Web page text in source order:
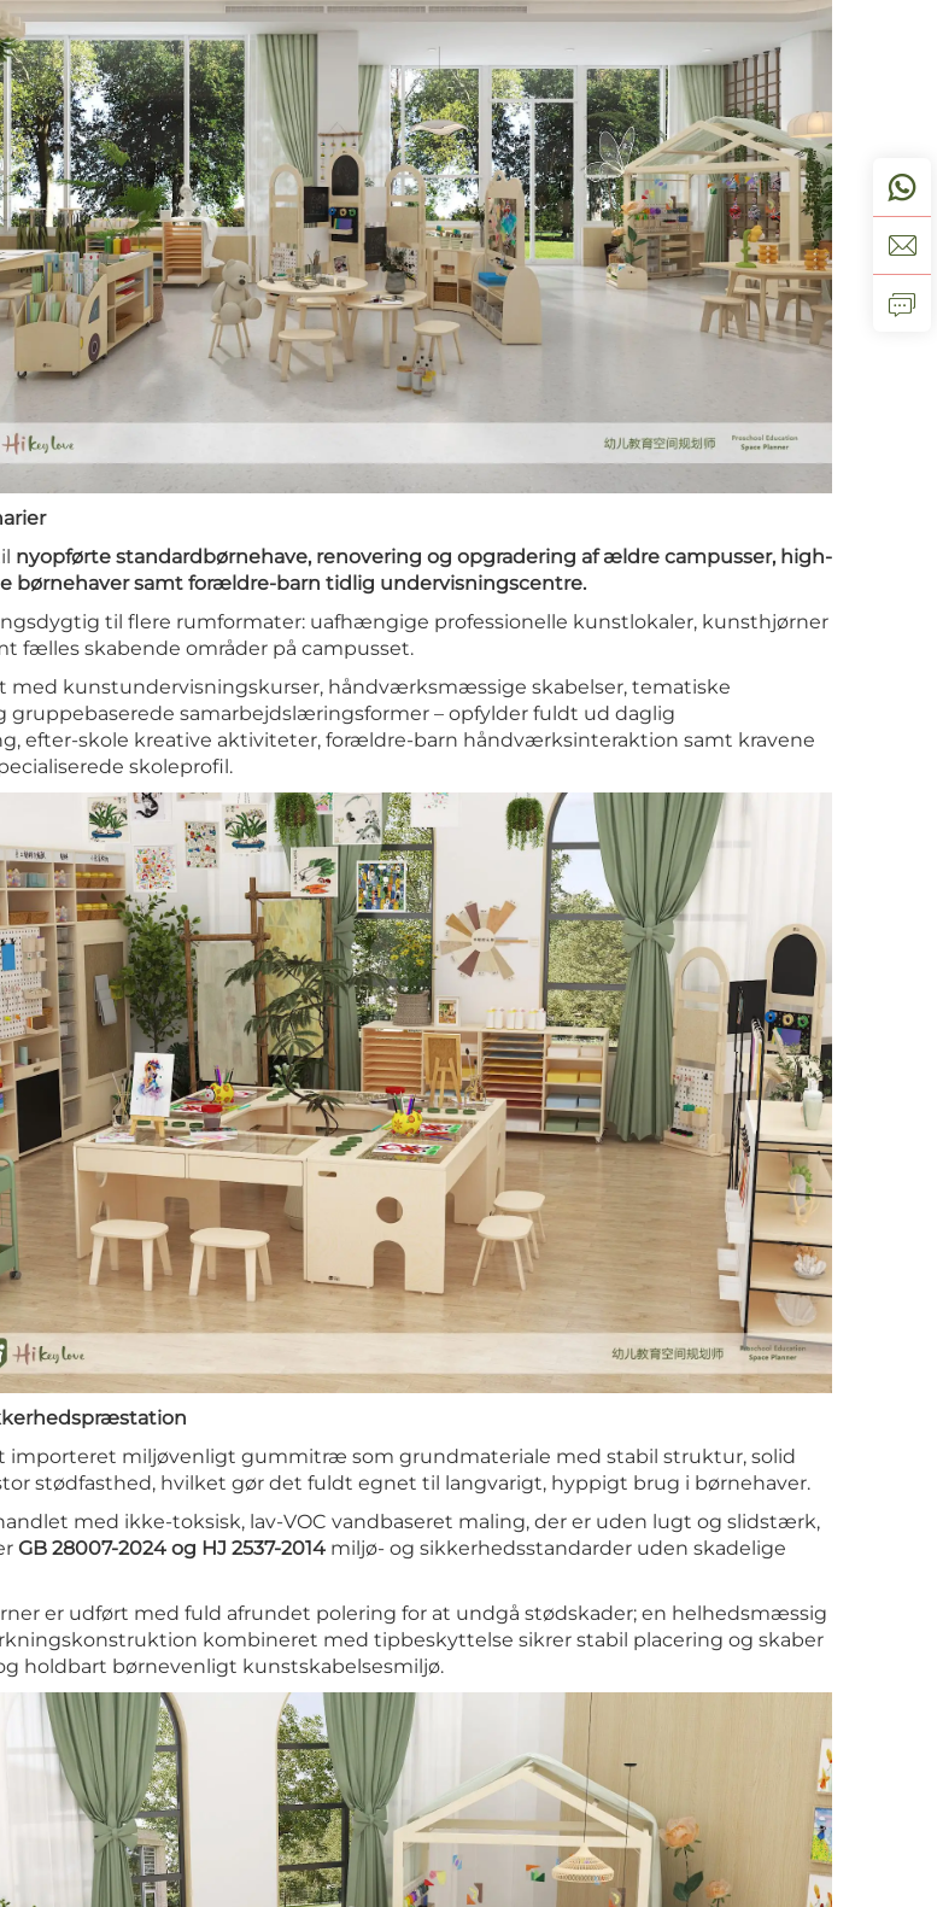
nyopførte standardbørnehave, renovering og opgradering af ældre campusser, high-
børnehaver samt forældre-barn tidlig undervisningscentre.
til flere rumformater: uafhængige professionelle kunstlokaler, kunsthjørner
fælles skabende områder på campusset.
med kunstundervisningskurser, håndværksmæssige skabelser, tematiske
gruppebaserede samarbejdslæringsformer – opfylder fuldt ud daglig
efter-skole kreative aktiviteter, forældre-barn håndværksinteraktion samt kravene
skoleprofil.
importeret miljøvenligt gummitræ som grundmateriale med stabil struktur, solid
stødfasthed, hvilket gør det fuldt egnet til langvarigt, hyppigt brug i børnehaver.
med ikke-toksisk, lav-VOC vandbaseret maling, der er uden lugt og slidstærk,
GB 28007-2024 og HJ 2537-2014 miljø- og sikkerhedsstandarder uden skadelige
er udført med fuld afrundet polering for at undgå stødskader; en helhedsmæssig
kombineret med tipbeskyttelse sikrer stabil placering og skaber
holdbart børnevenligt kunstskabelsesmiljø.